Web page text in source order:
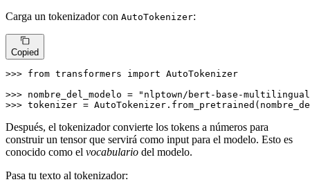
Carga un tokenizador con AutoTokenizer:
Copied
>>> from transformers import AutoTokenizer
>>> nombre_del_modelo =
"nlptown/bert-base-
>>> tokenizer =
Después, el tokenizador convierte los tokens a números para
construir un tensor que servirá como input para el modelo. Esto es
conocido como el vocabulario del modelo.
Pasa tu texto al tokenizador: